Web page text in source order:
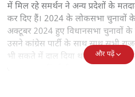
में मिल रहे समर्थन ने अन्य प्रदेशों के
कर दिए हैं। 2024 के लोकसभा चुनावों
अक्टूबर 2024 हुए विधानसभा चुनावों
उसने कांग्रेस पार्टी के साथ साथ सभी
भी सकते में दाल दिया था। कांग्रेस ने इस
जनता का नहीं ई वी एम की करामात
और पढ़ें